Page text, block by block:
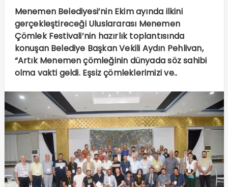
Menemen Belediyesi’nin Ekim ayında ilkini
gerçekleştireceği Uluslararası Menemen
Çömlek Festivali’nin hazırlık toplantısında
konuşan Belediye Başkan Vekili Aydın Pehlivan,
“Artık Menemen çömleğinin dünyada söz sahibi
olma vakti geldi. Eşsiz çömleklerimizi ve..